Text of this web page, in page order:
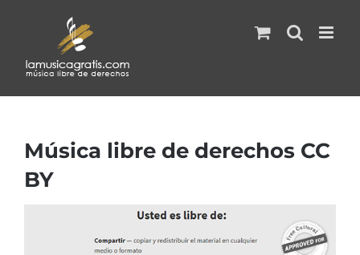
Música libre de derechos CC
BY